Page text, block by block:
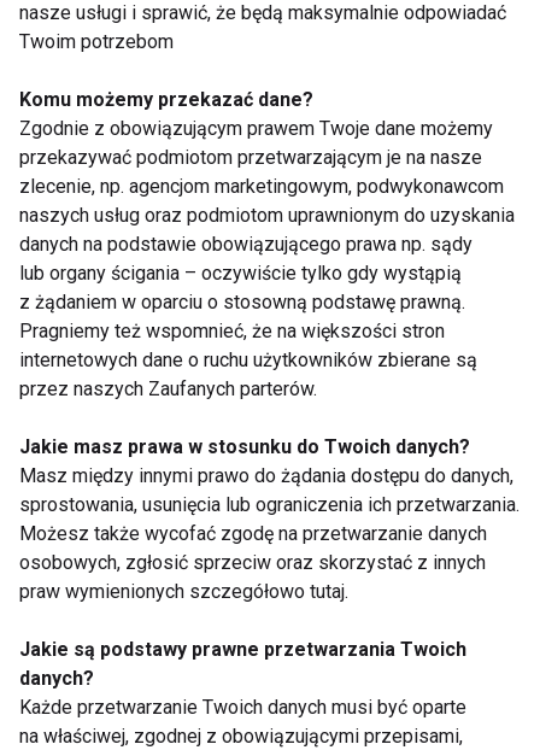
Treningi
Naukowcy
siłowy redukuje
tkankę tłuszczową
5 porad, jak
treningu
Treningowe mity -
sprawdź czy w nie
wierzysz
całego ciała
nasze usługi i sprawić, że będą maksymalnie odpowiadać
Twoim potrzebom
Komu możemy przekazać dane?
Zgodnie z obowiązującym prawem Twoje dane możemy
przekazywać podmiotom przetwarzającym je na nasze
zlecenie, np. agencjom marketingowym, podwykonawcom
naszych usług oraz podmiotom uprawnionym do uzyskania
danych na podstawie obowiązującego prawa np. sądy
lub organy ścigania – oczywiście tylko gdy wystąpią
z żądaniem w oparciu o stosowną podstawę prawną.
Pragniemy też wspomnieć, że na większości stron
internetowych dane o ruchu użytkowników zbierane są
przez naszych Zaufanych parterów.
Jakie masz prawa w stosunku do Twoich danych?
Masz między innymi prawo do żądania dostępu do danych,
sprostowania, usunięcia lub ograniczenia ich przetwarzania.
Możesz także wycofać zgodę na przetwarzanie danych
osobowych, zgłosić sprzeciw oraz skorzystać z innych
praw wymienionych szczegółowo tutaj.
Jakie są podstawy prawne przetwarzania Twoich
danych?
Każde przetwarzanie Twoich danych musi być oparte
na właściwej, zgodnej z obowiązującymi przepisami,